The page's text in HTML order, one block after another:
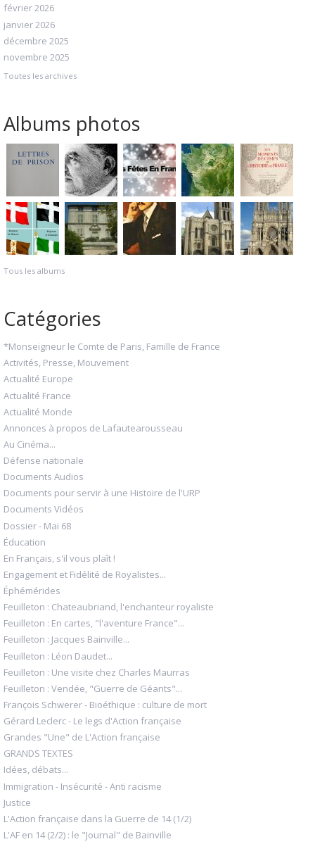
février 2026
janvier 2026
décembre 2025
novembre 2025
Toutes les archives
Albums photos
Tous les albums
Catégories
*Monseigneur le Comte de Paris, Famille de France
Activités, Presse, Mouvement
Actualité Europe
Actualité France
Actualité Monde
Annonces à propos de Lafautearousseau
Au Cinéma...
Défense nationale
Documents Audios
Documents pour servir à une Histoire de l'URP
Documents Vidéos
Dossier - Mai 68
Éducation
En Français, s'il vous plaît !
Engagement et Fidélité de Royalistes...
Éphémérides
Feuilleton : Chateaubriand, l'enchanteur royaliste
Feuilleton : En cartes, "l'aventure France"...
Feuilleton : Jacques Bainville...
Feuilleton : Léon Daudet...
Feuilleton : Une visite chez Charles Maurras
Feuilleton : Vendée, "Guerre de Géants"...
François Schwerer - Bioéthique : culture de mort
Gérard Leclerc - Le legs d'Action française
Grandes "Une" de L'Action française
GRANDS TEXTES
Idées, débats...
Immigration - Insécurité - Anti racisme
Justice
L'Action française dans la Guerre de 14 (1/2)
L'AF en 14 (2/2) : le "Journal" de Bainville